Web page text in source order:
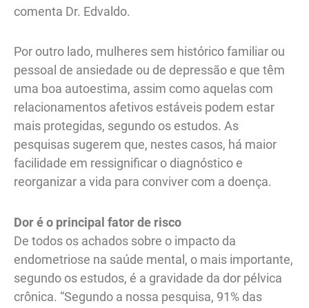
comenta Dr. Edvaldo.
Por outro lado, mulheres sem histórico familiar ou
pessoal de ansiedade ou de depressão e que têm
uma boa autoestima, assim como aquelas com
relacionamentos afetivos estáveis podem estar
mais protegidas, segundo os estudos. As
pesquisas sugerem que, nestes casos, há maior
facilidade em ressignificar o diagnóstico e
reorganizar a vida para conviver com a doença.
Dor é o principal fator de risco
De todos os achados sobre o impacto da
endometriose na saúde mental, o mais importante,
segundo os estudos, é a gravidade da dor pélvica
crônica. “Segundo a nossa pesquisa, 91% das